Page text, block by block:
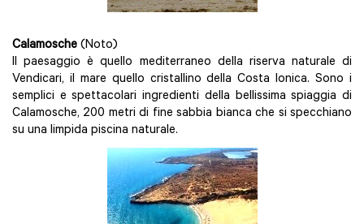
Calamosche (Noto)
Il paesaggio è quello mediterraneo della riserva naturale di
Vendicari, il mare quello cristallino della Costa Ionica. Sono i
semplici e spettacolari ingredienti della bellissima spiaggia di
Calamosche, 200 metri di fine sabbia bianca che si specchiano
su una limpida piscina naturale.